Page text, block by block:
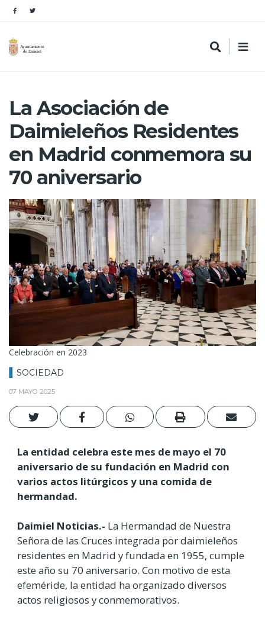
La Asociación de
Daimieleños Residentes
en Madrid conmemora su
70 aniversario
Celebración en 2023
SOCIEDAD
07 MAYO 2025
La entidad celebra este mes de mayo el 70
aniversario de su fundación en Madrid con
varios actos litúrgicos y una comida de
hermandad.
Daimiel Noticias.- La Hermandad de Nuestra
Señora de las Cruces integrada por daimieleños
residentes en Madrid y fundada en 1955, cumple
este año su 70 aniversario. Con motivo de esta
efeméride, la entidad ha organizado diversos
actos religiosos y conmemorativos.